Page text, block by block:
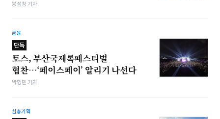
봉성창 기자
금융
단독
토스, 부산국제록페스티벌
협찬…‘페이스페이’ 알리기 나선다
박형민 기자
심층기획